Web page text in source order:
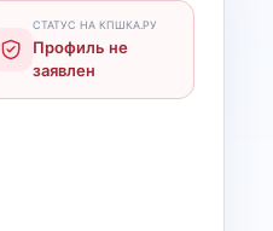
СТАТУС НА КПШКА.РУ
Профиль не
заявлен